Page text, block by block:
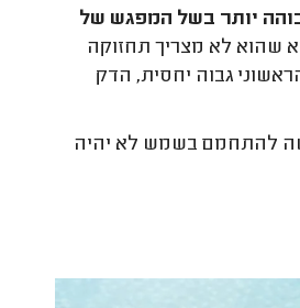
יותר בשל המפגש של
שהוא לא מצריך תחזוקה
גבוה יחסית, הדק
להתחמם בשמש לא יהיה